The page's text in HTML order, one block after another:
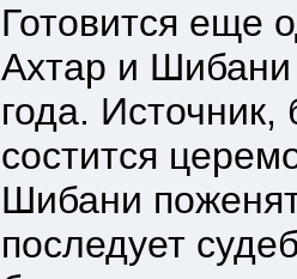
Готовится еще
Ахтар и Шибани
года.
состится
Шибани
последует